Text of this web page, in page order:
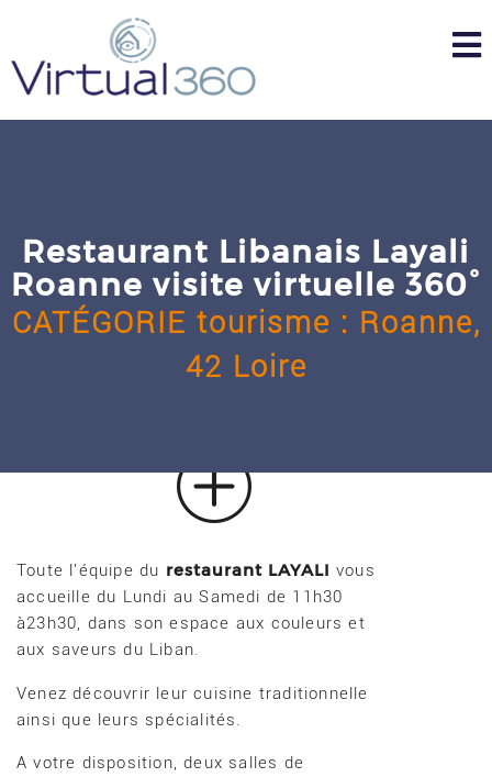
content
Restaurant Libanais Layali
Roanne visite virtuelle 360°
CATÉGORIE tourisme : Roanne,
42 Loire
u
Toute l'équipe du restaurant LAYALI vous
accueille du Lundi au Samedi de 11h30
à23h30, dans son espace aux couleurs et
aux saveurs du Liban.
Venez découvrir leur cuisine traditionnelle
ainsi que leurs spécialités.
A votre disposition, deux salles de